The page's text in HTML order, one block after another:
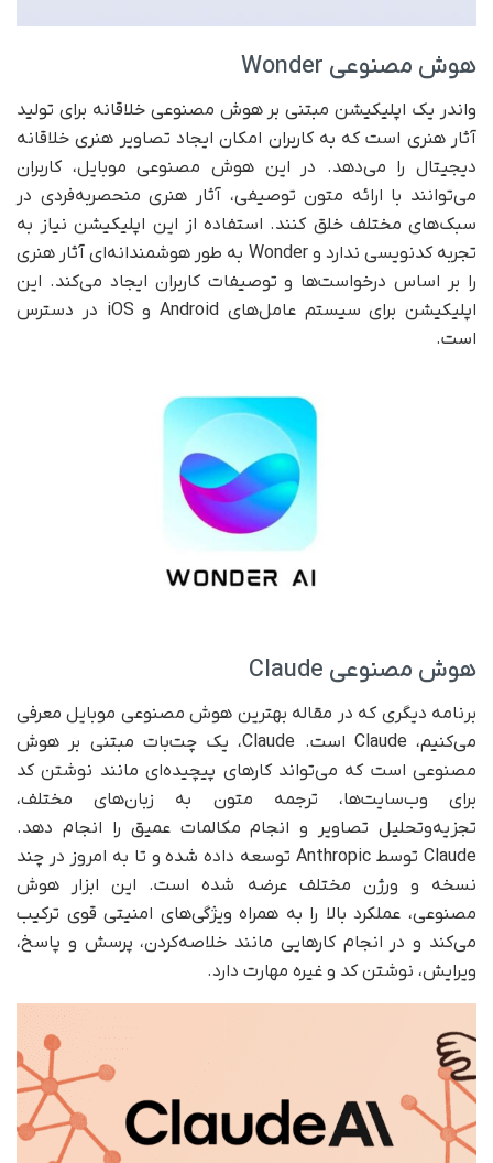
هوش مصنوعی Wonder
واندر یک اپلیکیشن مبتنی بر هوش مصنوعی خلاقانه برای تولید
آثار هنری است که به کاربران امکان ایجاد تصاویر هنری خلاقانه
دیجیتال را می‌دهد. در این هوش مصنوعی موبایل، کاربران
می‌توانند با ارائه متون توصیفی، آثار هنری منحصربه‌فردی در
سبک‌های مختلف خلق کنند. استفاده از این اپلیکیشن نیاز به
تجربه کدنویسی ندارد و Wonder به طور هوشمندانه‌ای آثار هنری
را بر اساس درخواست‌ها و توصیفات کاربران ایجاد می‌کند. این
اپلیکیشن برای سیستم‌ عامل‌های Android و iOS در دسترس
است.
هوش مصنوعی Claude
برنامه‌ دیگری که در مقاله بهترین هوش مصنوعی موبایل معرفی
می‌کنیم، Claude است. Claude، یک چت‌بات مبتنی بر هوش
مصنوعی است که می‌تواند کارهای پیچیده‌ای مانند نوشتن کد
برای وب‌سایت‌ها، ترجمه متون به زبان‌های مختلف،
تجزیه‌و‌تحلیل تصاویر و انجام مکالمات عمیق را انجام دهد.
Claude توسط Anthropic توسعه داده شده و تا به امروز در چند
نسخه و ورژن مختلف عرضه شده است. این ابزار هوش
مصنوعی، عملکرد بالا را به همراه ویژگی‌های امنیتی قوی ترکیب
می‌کند و در انجام کارهایی مانند خلاصه‌‌کردن، پرسش و پاسخ،
ویرایش، نوشتن کد و غیره مهارت دارد.